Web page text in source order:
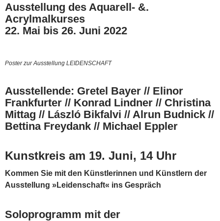
Ausstellung des Aquarell- &.
Acrylmalkurses
22. Mai bis 26. Juni 2022
Poster zur Ausstellung LEIDENSCHAFT
Ausstellende: Gretel Bayer // Elinor
Frankfurter // Konrad Lindner // Christina
Mittag // László Bikfalvi // Alrun Budnick //
Bettina Freydank // Michael Eppler
Kunstkreis am 19. Juni, 14 Uhr
Kommen Sie mit den Künstlerinnen und Künstlern der
Ausstellung »Leidenschaft« ins Gespräch
Soloprogramm mit der